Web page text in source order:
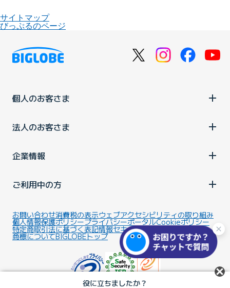
役に立ちましたか？
サイトマップ
びっぷるのページ
個人のお客さま
法人のお客さま
企業情報
ご利用中の方
お問い合わせ消費税の表示ウェブアクセシビリティの取り組み
個人情報保護ポリシープライバシーポータルCookieポリシー
特定商取引法に基づく表記情報セキュリティ基本方針
商標についてBIGLOBEトップ